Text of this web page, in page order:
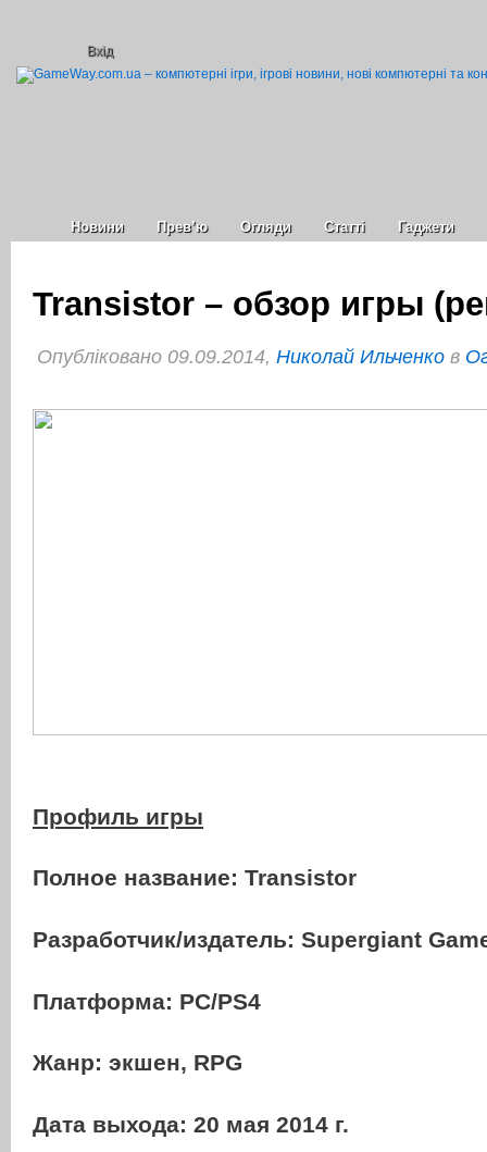
Вхід
Новини Прев’ю Огляди Статті Гаджети
Transistor – обзор игры
Опубліковано 09.09.2014, Николай Ильченко в
Профиль игры
Полное название: Transistor
Разработчик/издатель: Supergiant
Платформа: PC/PS4
Жанр: экшен, RPG
Дата выхода: 20 мая 2014 г.